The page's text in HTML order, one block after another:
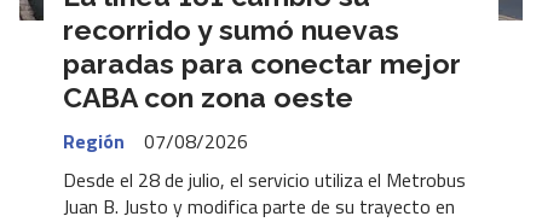
recorrido y sumó nuevas
paradas para conectar mejor
CABA con zona oeste
Región
07/08/2026
Desde el 28 de julio, el servicio utiliza el Metrobus
Juan B. Justo y modifica parte de su trayecto en